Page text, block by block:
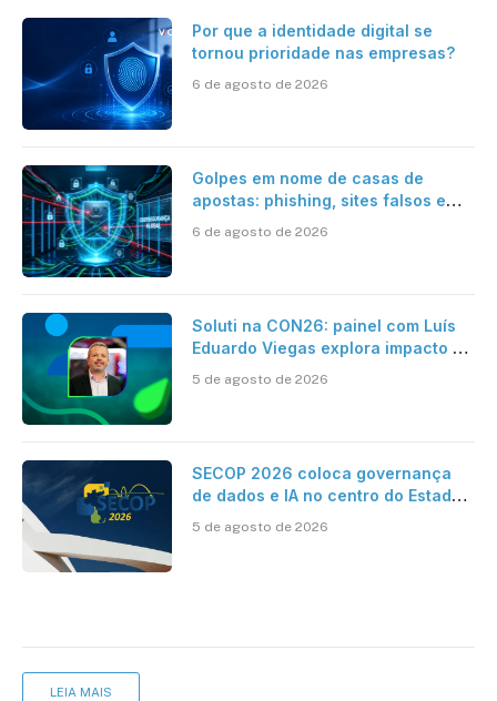
Por que a identidade digital se
tornou prioridade nas empresas?
6 de agosto de 2026
Golpes em nome de casas de
apostas: phishing, sites falsos e
6 de agosto de 2026
Soluti na CON26: painel com Luís
Eduardo Viegas explora impacto de
Contabilidade
5 de agosto de 2026
SECOP 2026 coloca governança
de dados e IA no centro do Estado
5 de agosto de 2026
LEIA MAIS